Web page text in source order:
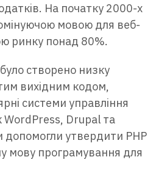
На початку 2000-х
мовою для веб-
ринку понад 80%.
створено низку
вихідним кодом,
системи управління
WordPress, Drupal та
допомогли утвердити PHP
мову програмування для